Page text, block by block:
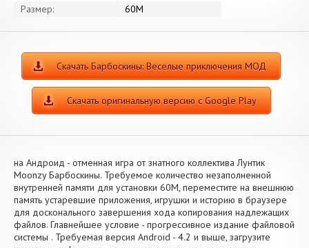
Размер:
60M
Скачать Барбоскины: Веселые приключения МОД
Скачать оригинальную версию с Google Play
на Андроид - отменная игра от знатного коллектива Лунтик
Moonzy Барбоскины. Требуемое количество незаполненной
внутренней памяти для установки 60M, переместите на внешнюю
память устаревшие приложения, игрушки и историю в браузере
для досконального завершения хода копирования надлежащих
файлов. Главнейшее условие - прогрессивное издание файловой
системы . Требуемая версия Android - 4.2 и выше, загрузите